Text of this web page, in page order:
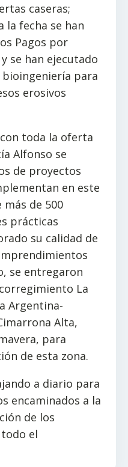
caseras;
la fecha se han
Pagos por
se han ejecutado
para
erosivos
toda la oferta
Alfonso se
de proyectos
en este
de 500
prácticas
su calidad de
se entregaron
La
Argentina-
Alta,
para
de esta zona.
a diario para
encaminados a la
de los
el